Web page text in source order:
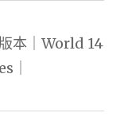
本｜World 14
｜